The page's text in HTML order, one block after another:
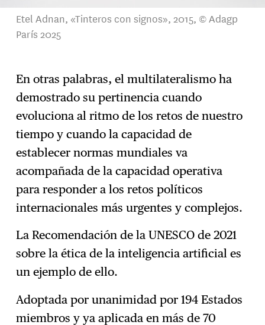
Etel Adnan, «Tinteros con signos», 2015, © Adagp
París 2025
En otras palabras, el multilateralismo ha
demostrado su pertinencia cuando
evoluciona al ritmo de los retos de nuestro
tiempo y cuando la capacidad de
establecer normas mundiales va
acompañada de la capacidad operativa
para responder a los retos políticos
internacionales más urgentes y complejos.
La Recomendación de la UNESCO de 2021
sobre la ética de la inteligencia artificial es
un ejemplo de ello.
Adoptada por unanimidad por 194 Estados
miembros y ya aplicada en más de 70